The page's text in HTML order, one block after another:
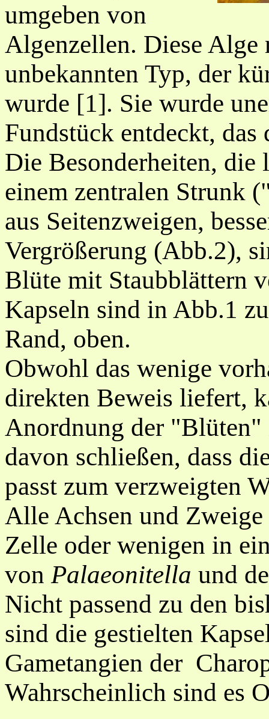
umgeben von
Algenzellen. Diese Alge
unbekannten Typ, der
wurde [1]. Sie wurde
Fundstück entdeckt,
Die Besonderheiten, die
einem zentralen Strunk
aus Seitenzweigen,
Vergrößerung (Abb.2),
Blüte mit Staubblättern
Kapseln sind in Abb.1
Rand, oben.
Obwohl das wenige
direkten Beweis liefert,
Anordnung der
davon schließen, dass
passt zum verzweigten
Alle Achsen und Zweige
Zelle oder wenigen in
von Palaeonitella und
Nicht passend zu den
sind die gestielten
Gametangien der
Wahrscheinlich sind es